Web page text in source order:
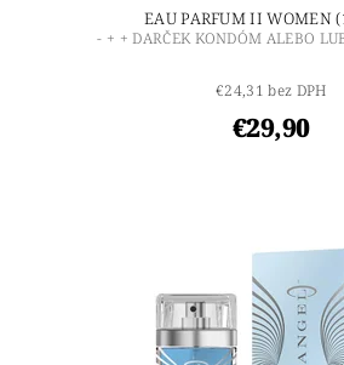
EAU PARFUM II WOMEN
- + + DARČEK KONDÓM ALEBO
€24,31 bez DPH
€29,90